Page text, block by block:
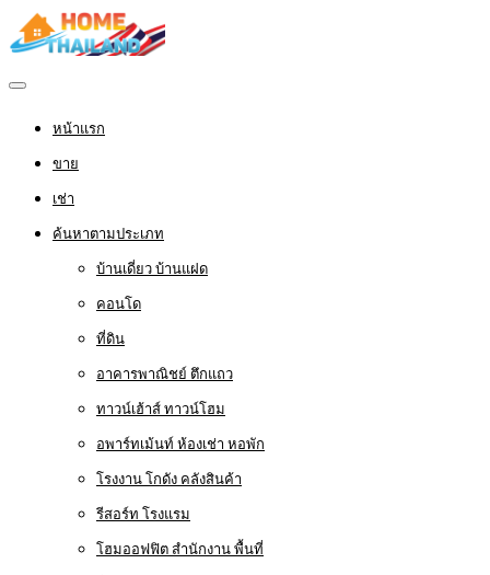
หน้าแรก
ขาย
เช่า
ค้นหาตามประเภท
บ้านเดี่ยว บ้านแฝด
คอนโด
ที่ดิน
อาคารพาณิชย์ ตึกแถว
ทาวน์เฮ้าส์ ทาวน์โฮม
อพาร์ทเม้นท์ ห้องเช่า หอพัก
โรงงาน โกดัง คลังสินค้า
รีสอร์ท โรงแรม
โฮมออฟฟิต สำนักงาน พื้นที่